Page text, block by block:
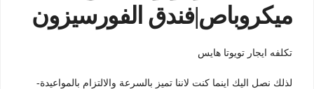
ميكروباص|فندق الفورسيزون
تكلفه ايجار تويوتا هايس
لذلك نصل اليك اينما كنت لاننا تميز بالسرعة والالتزام بالمواعيدة-